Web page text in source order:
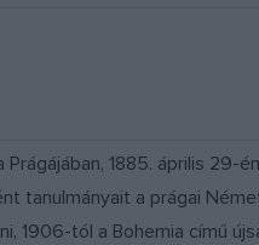
Prágájában, 1885. április
tanulmányait a prágai
1906-tól a Bohemia című